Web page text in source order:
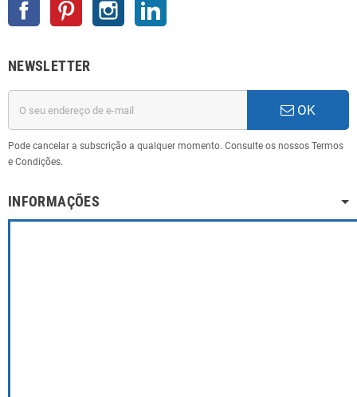
NEWSLETTER
OK
Pode cancelar a subscrição a qualquer momento. Consulte os nossos Termos
e Condições.
INFORMAÇÕES